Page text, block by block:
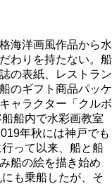
海洋画風作品から水
わりを持たない。船
の表紙、レストラン
のギフト商品パッケ
ャラクター「クルボ
船内で水彩画教室
年秋には神戸でも
って以来、船と船
船の絵を描き始め
も乗船したが、そ